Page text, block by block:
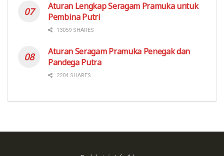
Aturan Lengkap Seragam Pramuka untuk
Pembina Putri
13059 SHARES
Aturan Seragam Pramuka Penegak dan
Pandega Putra
2204 SHARES